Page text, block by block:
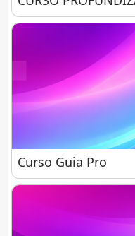
Curso Guia Pro
Curso Guia Pro